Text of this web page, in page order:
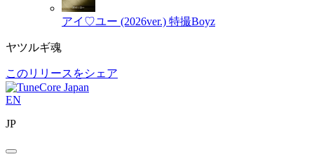
アイ♡ユー (2026ver.) 特撮Boyz
ヤツルギ魂
このリリースをシェア
EN
JP